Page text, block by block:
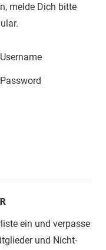
melde Dich bitte
Username
Password
ein und verpasse
und Nicht-